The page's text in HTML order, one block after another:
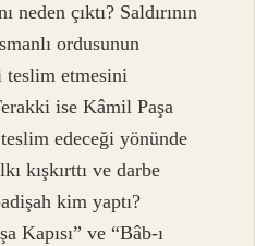
çıktı? Saldırının
ordusunun
teslim etmesini
ise Kâmil Paşa
edeceği yönünde
kışkırttı ve darbe
kim yaptı?
Kapısı” ve “Bâb-ı